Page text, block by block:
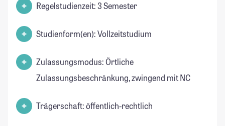
Regelstudienzeit: 3 Semester
Studienform(en): Vollzeitstudium
Zulassungsmodus: Örtliche
Zulassungsbeschränkung, zwingend mit NC
Trägerschaft: öffentlich-rechtlich